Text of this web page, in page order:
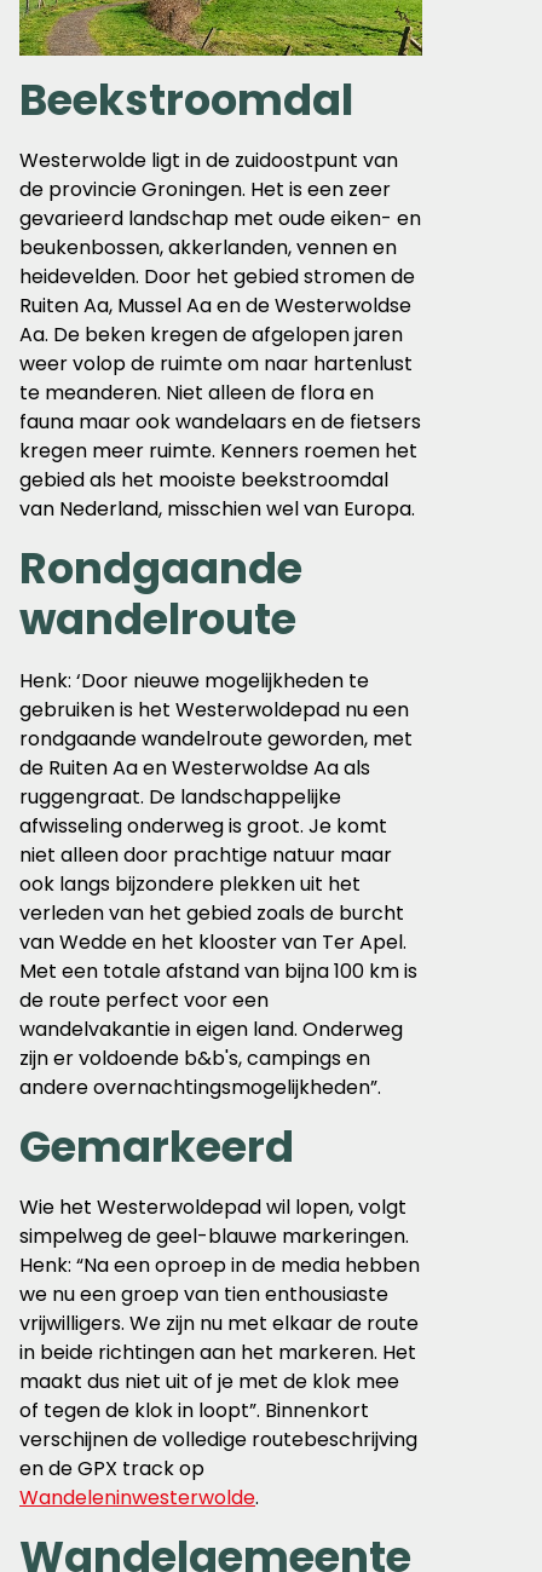
Beekstroomdal
Westerwolde ligt in de zuidoostpunt van
de provincie Groningen. Het is een zeer
gevarieerd landschap met oude eiken- en
beukenbossen, akkerlanden, vennen en
heidevelden. Door het gebied stromen de
Ruiten Aa, Mussel Aa en de Westerwoldse
Aa. De beken kregen de afgelopen jaren
weer volop de ruimte om naar hartenlust
te meanderen. Niet alleen de flora en
fauna maar ook wandelaars en de fietsers
kregen meer ruimte. Kenners roemen het
gebied als het mooiste beekstroomdal
van Nederland, misschien wel van Europa.
Rondgaande
wandelroute
Henk: ‘Door nieuwe mogelijkheden te
gebruiken is het Westerwoldepad nu een
rondgaande wandelroute geworden, met
de Ruiten Aa en Westerwoldse Aa als
ruggengraat. De landschappelijke
afwisseling onderweg is groot. Je komt
niet alleen door prachtige natuur maar
ook langs bijzondere plekken uit het
verleden van het gebied zoals de burcht
van Wedde en het klooster van Ter Apel.
Met een totale afstand van bijna 100 km is
de route perfect voor een
wandelvakantie in eigen land. Onderweg
zijn er voldoende b&b's, campings en
andere overnachtingsmogelijkheden”.
Gemarkeerd
Wie het Westerwoldepad wil lopen, volgt
simpelweg de geel-blauwe markeringen.
Henk: “Na een oproep in de media hebben
we nu een groep van tien enthousiaste
vrijwilligers. We zijn nu met elkaar de route
in beide richtingen aan het markeren. Het
maakt dus niet uit of je met de klok mee
of tegen de klok in loopt”. Binnenkort
verschijnen de volledige routebeschrijving
en de GPX track op
Wandeleninwesterwolde.
Wandelgemeente